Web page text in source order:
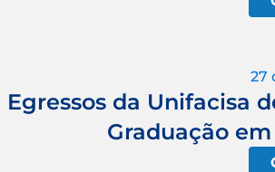
27
Egressos da Unifacisa
Graduação